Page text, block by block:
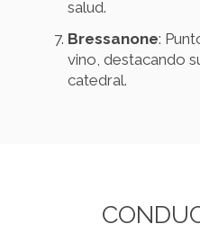
salud.
Bressanone:
vino, destacando
catedral.